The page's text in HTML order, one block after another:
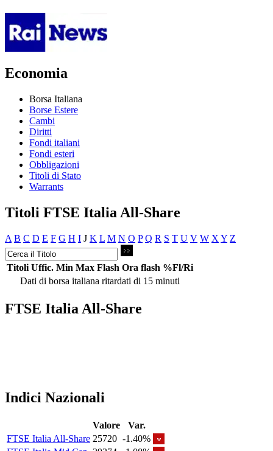
Economia
Borsa Italiana
Borse Estere
Cambi
Diritti
Fondi italiani
Fondi esteri
Obbligazioni
Titoli di Stato
Warrants
Titoli FTSE Italia All-Share
A B C D E F G H I J K L M N O P Q R S T U V W X Y Z
Titoli Uffic. Min Max Flash Ora flash %Fl/Ri
Dati di borsa italiana ritardati di 15 minuti
FTSE Italia All-Share
Indici Nazionali
Valore
Var.
FTSE Italia All-Share 25720 -1.40%